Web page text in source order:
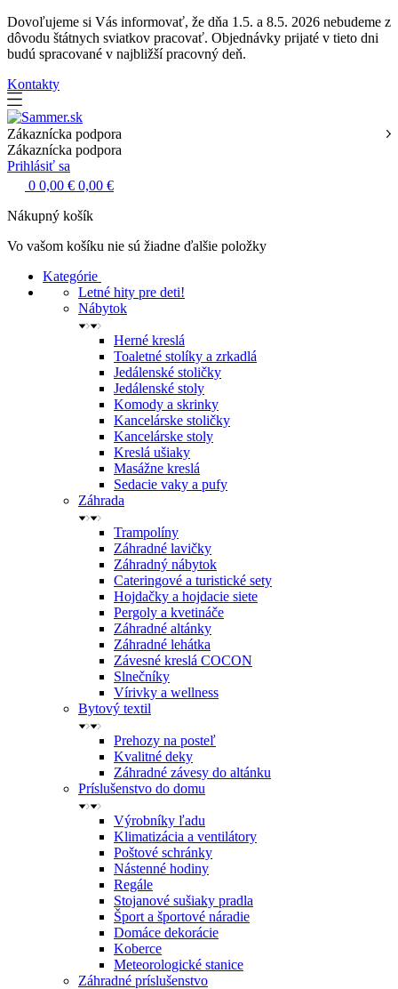
Dovoľujeme si Vás informovať, že dňa 1.5. a 8.5. 2026 nebudeme z
dôvodu štátnych sviatkov pracovať. Objednávky prijaté v tieto dni
budú spracované v najbližší pracovný deň.
Kontakty
Zákaznícka podpora
Zákaznícka podpora
Prihlásiť sa
0 0,00 € 0,00 €
Nákupný košík
Vo vašom košíku nie sú žiadne ďalšie položky
Kategórie
Letné hity pre deti!
Nábytok
Herné kreslá
Toaletné stolíky a zrkadlá
Jedálenské stoličky
Jedálenské stoly
Komody a skrinky
Kancelárske stoličky
Kancelárske stoly
Kreslá ušiaky
Masážne kreslá
Sedacie vaky a pufy
Záhrada
Trampolíny
Záhradné lavičky
Záhradný nábytok
Cateringové a turistické sety
Hojdačky a hojdacie siete
Pergoly a kvetináče
Záhradné altánky
Záhradné lehátka
Závesné kreslá COCON
Slnečníky
Vírivky a wellness
Bytový textil
Prehozy na posteľ
Kvalitné deky
Záhradné závesy do altánku
Príslušenstvo do domu
Výrobníky ľadu
Klimatizácia a ventilátory
Poštové schránky
Nástenné hodiny
Regále
Stojanové sušiaky pradla
Šport a športové náradie
Domáce dekorácie
Koberce
Meteorologické stanice
Záhradné príslušenstvo